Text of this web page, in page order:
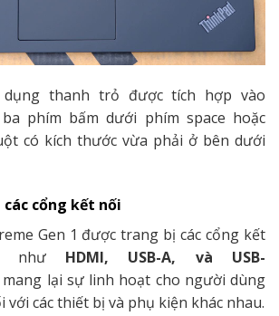
thanh trỏ được tích hợp vào
phím bấm dưới phím space hoặc
có kích thước vừa phải ở bên dưới
cổng kết nối
Gen 1 được trang bị các cổng kết
như HDMI, USB-A, và USB-
mang lại sự linh hoạt cho người dùng
với các thiết bị và phụ kiện khác nhau.